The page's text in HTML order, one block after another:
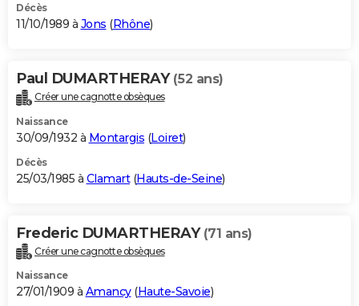
Décès
11/10/1989 à Jons (Rhône)
Paul DUMARTHERAY (52 ans)
Créer une cagnotte obsèques
Naissance
30/09/1932 à Montargis (Loiret)
Décès
25/03/1985 à Clamart(Hauts-de-Seine)
Frederic DUMARTHERAY (71 ans)
Créer une cagnotte obsèques
Naissance
27/01/1909 à Amancy(Haute-Savoie)